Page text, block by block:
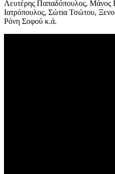
Λευτέρης Παπαδόπουλος, Μάνος
Ιατρόπουλος, Σώτια Τσώτου,
Ρόνη Σοφού κ.ά.